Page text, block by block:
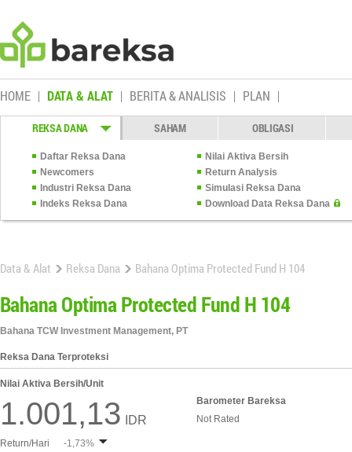
HOME DATA & ALAT BERITA & ANALISIS PLAN
REKSA DANA SAHAM OBLIGASI
Daftar Reksa Dana
Nilai Aktiva Bersih
Newcomers
Return Analysis
Industri Reksa Dana
Simulasi Reksa Dana
Indeks Reksa Dana
Download Data Reksa Dana
Data & Alat Reksa Dana Bahana Optima Protected Fund H 104
Bahana Optima Protected Fund H 104
Bahana TCW Investment Management, PT
Reksa Dana Terproteksi
Nilai Aktiva Bersih/Unit
1.001,13 IDR
Barometer Bareksa
Not Rated
Return/Hari -1,73%